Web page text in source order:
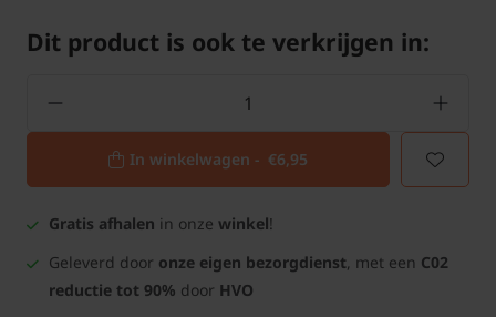
Dit product is ook te verkrijgen in:
In winkelwagen - €6,95
Gratis afhalen in onze winkel!
Geleverd door onze eigen bezorgdienst, met een C02
reductie tot 90% door HVO